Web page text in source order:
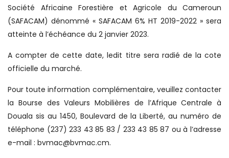
Société Africaine Forestière et Agricole du Cameroun
(SAFACAM) dénommé « SAFACAM 6% HT 2019-2022 » sera
atteinte à l’échéance du 2 janvier 2023.
A compter de cette date, ledit titre sera radié de la cote
officielle du marché.
Pour toute information complémentaire, veuillez contacter
la Bourse des Valeurs Mobilières de l’Afrique Centrale à
Douala sis au 1450, Boulevard de la Liberté, au numéro de
téléphone (237) 233 43 85 83 / 233 43 85 87 ou à l’adresse
e-mail : bvmac@bvmac.cm.